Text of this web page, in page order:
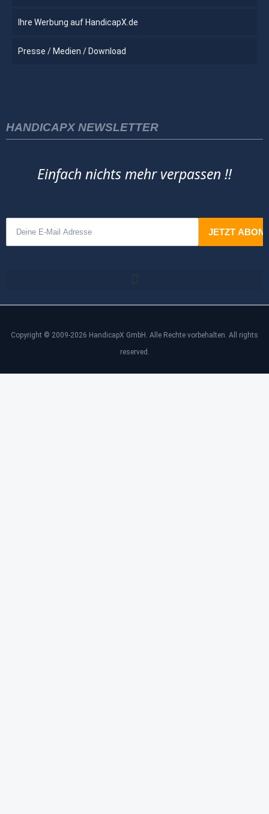
Ihre Werbung auf HandicapX.de
Presse / Medien / Download
HANDICAPX NEWSLETTER
Einfach nichts mehr verpassen !!
Copyright © 2009-2026 HandicapX GmbH. Alle Rechte vorbehalten. All rights
reserved.